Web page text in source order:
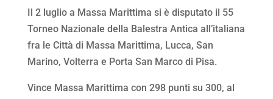
Il 2 luglio a Massa Marittima si è disputato il 55
Torneo Nazionale della Balestra Antica all’italiana
fra le Città di Massa Marittima, Lucca, San
Marino, Volterra e Porta San Marco di Pisa.
Vince Massa Marittima con 298 punti su 300, al